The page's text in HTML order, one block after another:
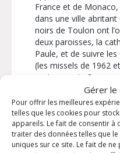
Gérer le
Pour offrir les meilleures
telles que les cookies pour
appareils. Le fait de consentir à
traiter des données telles que
uniques sur ce site. Le fait de
France et de
dans une ville
noirs de Toulon ont
deux paroisses, la
Paule, et de suivre
(les missels de 1962
motu proprio
Il est possible de
plusieurs réunions
livret historique et
disponible. Le